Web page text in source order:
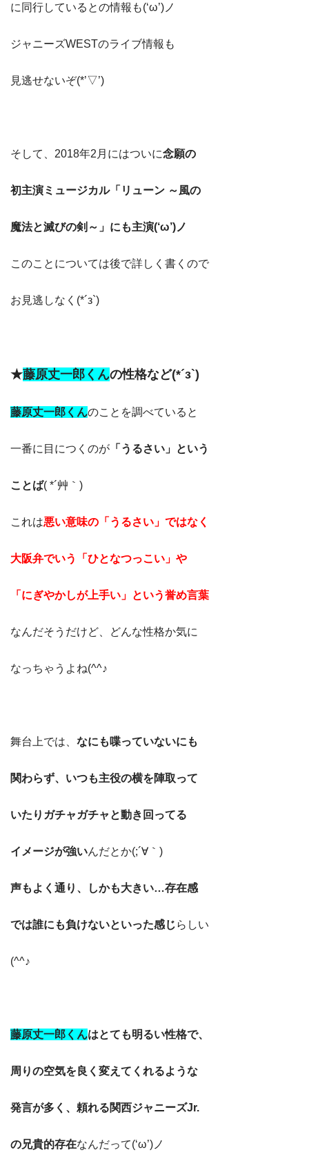
に同行しているとの情報も(‘ω’)ノ
ジャニーズWESTのライブ情報も
見逃せないぞ(*’▽’)
そして、2018年2月にはついに念願の
初主演ミュージカル「リューン ～風の
魔法と滅びの剣～」にも主演(‘ω’)ノ
このことについては後で詳しく書くので
お見逃しなく(*´з`)
★藤原丈一郎くんの性格など(*´з`)
藤原丈一郎 くんのことを調べていると
一番に目につくのが 「うるさい」という
ことば( *´艸｀)
これは悪い意味の「うるさい」ではなく
大阪弁でいう「ひとなつっこい」や
「にぎやかしが上手い」という誉め言葉
なんだそうだけど、どんな性格か気に
なっちゃうよね(^^♪
舞台上では、 なにも喋っていないにも
関わらず、いつも主役の横を陣取って
いたりガチャガチャと動き回ってる
イメージが強いんだとか(;´∀｀)
声もよく通り、しかも大きい…存在感
では誰にも負けないといった感じらしい
(^^♪
藤原丈一郎くんはとても明るい性格で、
周りの空気を良く変えてくれるような
発言が多く、頼れる関西ジャニーズJr.
の兄貴的存在なんだって(‘ω’)ノ